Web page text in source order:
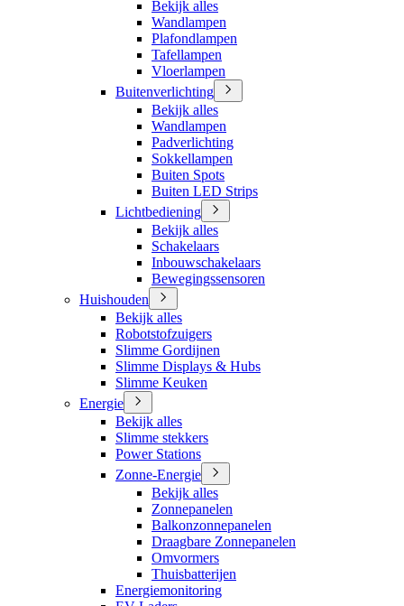
Bekijk alles
Wandlampen
Plafondlampen
Tafellampen
Vloerlampen
Buitenverlichting
Bekijk alles
Wandlampen
Padverlichting
Sokkellampen
Buiten Spots
Buiten LED Strips
Lichtbediening
Bekijk alles
Schakelaars
Inbouwschakelaars
Bewegingssensoren
Huishouden
Bekijk alles
Robotstofzuigers
Slimme Gordijnen
Slimme Displays & Hubs
Slimme Keuken
Energie
Bekijk alles
Slimme stekkers
Power Stations
Zonne-Energie
Bekijk alles
Zonnepanelen
Balkonzonnepanelen
Draagbare Zonnepanelen
Omvormers
Thuisbatterijen
Energiemonitoring